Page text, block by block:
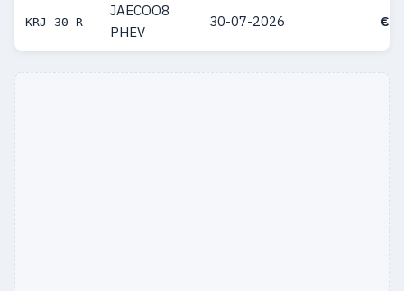
KRJ-30-R
JAECOO8
PHEV
30-07-2026 €